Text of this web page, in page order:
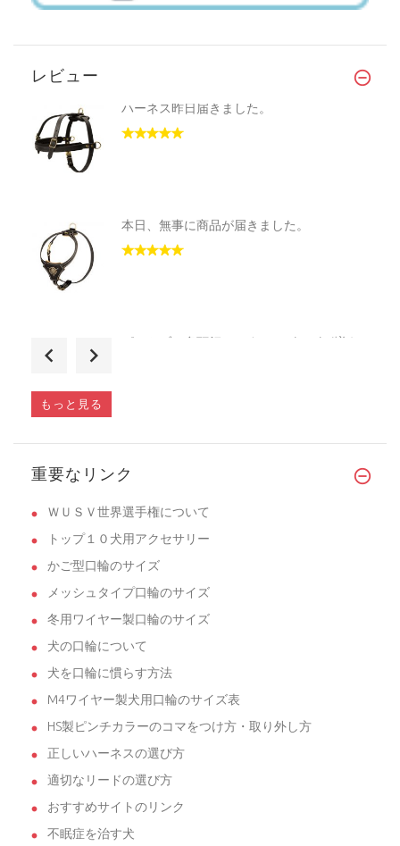
レビュー
ハーネス昨日届きました。
本日、無事に商品が届きました。
ピットブル多頭飼いです。いざこざが増え
もっと見る
重要なリンク
ＷＵＳＶ世界選手権について
トップ１０犬用アクセサリー
かご型口輪のサイズ
メッシュタイプ口輪のサイズ
冬用ワイヤー製口輪のサイズ
犬の口輪について
犬を口輪に慣らす方法
M4ワイヤー製犬用口輪のサイズ表
HS製ピンチカラーのコマをつけ方・取り外し方
正しいハーネスの選び方
適切なリードの選び方
おすすめサイトのリンク
不眠症を治す犬